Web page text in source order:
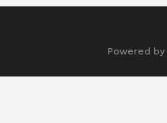
Powered by